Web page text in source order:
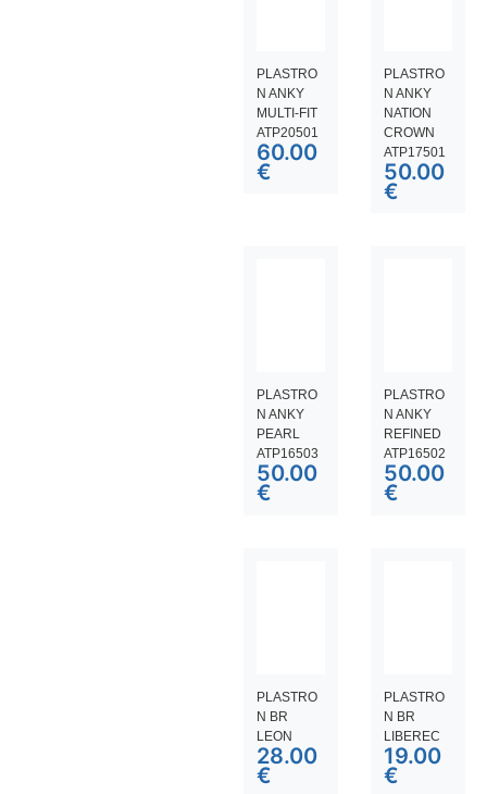
PLASTRO
N ANKY
MULTI-FIT
ATP20501
60.00
€
PLASTRO
N ANKY
NATION
CROWN
ATP17501
50.00
€
PLASTRO
N ANKY
PEARL
ATP16503
50.00
€
PLASTRO
N ANKY
REFINED
ATP16502
50.00
€
PLASTRO
N BR
LEON
28.00
€
PLASTRO
N BR
LIBEREC
19.00
€